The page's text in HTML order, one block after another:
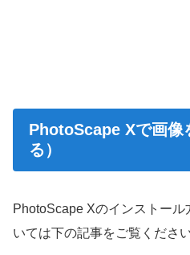
PhotoScape Xで画像
る）
PhotoScape Xのインストー
いては下の記事をご覧ください